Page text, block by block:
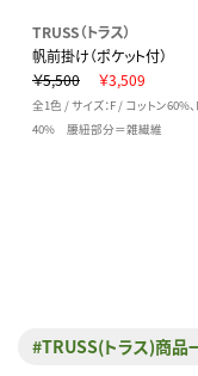
TRUSS（トラス）
帆前掛け（ポケット付）
￥5,500
￥3,509
全1色 / サイズ：F / コットン60%
40% 腰紐部分＝雑繊維
#TRUSS(トラス)商品